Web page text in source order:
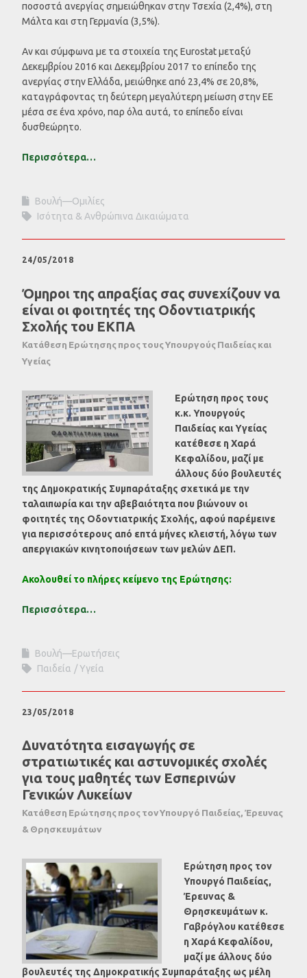
ποσοστά ανεργίας σημειώθηκαν στην Τσεχία (2,4%), στη
Μάλτα και στη Γερμανία (3,5%).
Αν και σύμφωνα με τα στοιχεία της Eurostat μεταξύ
Δεκεμβρίου 2016 και Δεκεμβρίου 2017 το επίπεδο της
ανεργίας στην Ελλάδα, μειώθηκε από 23,4% σε 20,8%,
καταγράφοντας τη δεύτερη μεγαλύτερη μείωση στην ΕΕ
μέσα σε ένα χρόνο, παρ όλα αυτά, το επίπεδο είναι
δυσθεώρητο.
Περισσότερα…
Βουλή—Ομιλίες
Ισότητα & Ανθρώπινα Δικαιώματα
24/05/2018
Όμηροι της απραξίας σας συνεχίζουν να
είναι οι φοιτητές της Οδοντιατρικής
Σχολής του ΕΚΠΑ
Κατάθεση Ερώτησης προς τους Υπουργούς Παιδείας και
Υγείας
Ερώτηση προς τους
κ.κ. Υπουργούς
Παιδείας και Υγείας
κατέθεσε η Χαρά
Κεφαλίδου, μαζί με
άλλους δύο βουλευτές
της Δημοκρατικής Συμπαράταξης σχετικά με την
ταλαιπωρία και την αβεβαιότητα που βιώνουν οι
φοιτητές της Οδοντιατρικής Σχολής, αφού παρέμεινε
για περισσότερους από επτά μήνες κλειστή, λόγω των
απεργιακών κινητοποιήσεων των μελών ΔΕΠ.
Ακολουθεί το πλήρες κείμενο της Ερώτησης:
Περισσότερα…
Βουλή—Ερωτήσεις
Παιδεία
Υγεία
23/05/2018
Δυνατότητα εισαγωγής σε
στρατιωτικές και αστυνομικές σχολές
για τους μαθητές των Εσπερινών
Γενικών Λυκείων
Κατάθεση Ερώτησης προς τον Υπουργό Παιδείας, Έρευνας
& Θρησκευμάτων
Ερώτηση προς τον
Υπουργό Παιδείας,
Έρευνας &
Θρησκευμάτων κ.
Γαβρόγλου κατέθεσε
η Χαρά Κεφαλίδου,
μαζί με άλλους δύο
βουλευτές της Δημοκρατικής Συμπαράταξης ως μέλη